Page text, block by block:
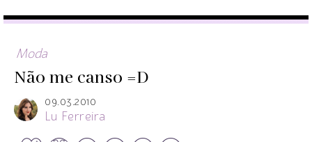
Moda
Não me canso =D
09.03.2010
Lu Ferreira